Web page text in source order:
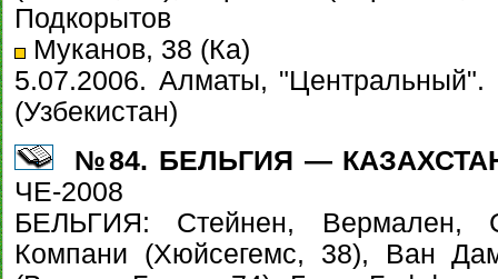
Подкорытов
Муканов, 38 (Ка)
5.07.2006. Алматы,
(Узбекистан)
№84. БЕЛЬГИЯ —
ЧЕ-2008
БЕЛЬГИЯ: Стейнен, Вермален,
Компани (Хюйсегемс, 38), Ван